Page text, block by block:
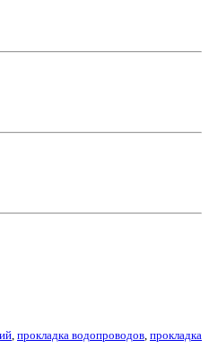
, прокладка водопроводов, прокладка